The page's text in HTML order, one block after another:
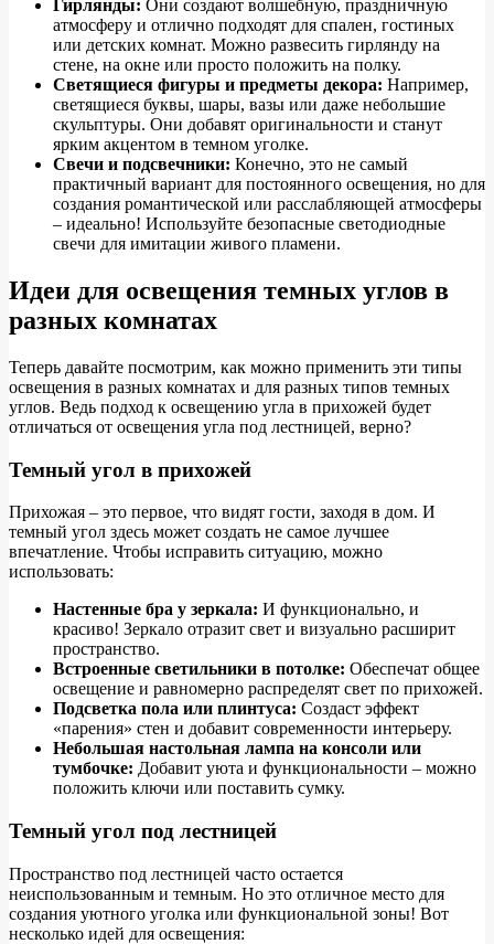
Гирлянды: Они создают волшебную, праздничную
атмосферу и отлично подходят для спален, гостиных
или детских комнат. Можно развесить гирлянду на
стене, на окне или просто положить на полку.
Светящиеся фигуры и предметы декора: Например,
светящиеся буквы, шары, вазы или даже небольшие
скульптуры. Они добавят оригинальности и станут
ярким акцентом в темном уголке.
Свечи и подсвечники: Конечно, это не самый
практичный вариант для постоянного освещения, но для
создания романтической или расслабляющей атмосферы
– идеально! Используйте безопасные светодиодные
свечи для имитации живого пламени.
Идеи для освещения темных углов в
разных комнатах
Теперь давайте посмотрим, как можно применить эти типы
освещения в разных комнатах и для разных типов темных
углов. Ведь подход к освещению угла в прихожей будет
отличаться от освещения угла под лестницей, верно?
Темный угол в прихожей
Прихожая – это первое, что видят гости, заходя в дом. И
темный угол здесь может создать не самое лучшее
впечатление. Чтобы исправить ситуацию, можно
использовать:
Настенные бра у зеркала: И функционально, и
красиво! Зеркало отразит свет и визуально расширит
пространство.
Встроенные светильники в потолке: Обеспечат общее
освещение и равномерно распределят свет по прихожей.
Подсветка пола или плинтуса: Создаст эффект
«парения» стен и добавит современности интерьеру.
Небольшая настольная лампа на консоли или
тумбочке: Добавит уюта и функциональности – можно
положить ключи или поставить сумку.
Темный угол под лестницей
Пространство под лестницей часто остается
неиспользованным и темным. Но это отличное место для
создания уютного уголка или функциональной зоны! Вот
несколько идей для освещения: